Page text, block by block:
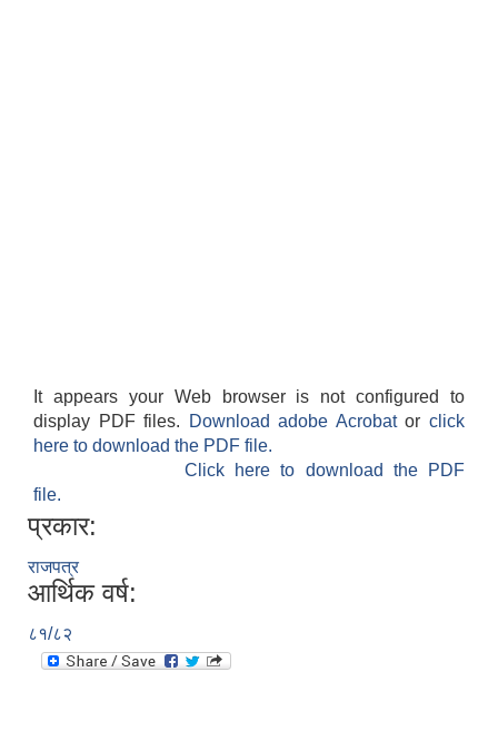
It appears your Web browser is not configured to
display PDF files.
Download adobe Acrobatorclick
here to download the PDF file.
Click here to download the PDF
file.
प्रकार:
राजपत्र
आर्थिक वर्ष:
८१/८२